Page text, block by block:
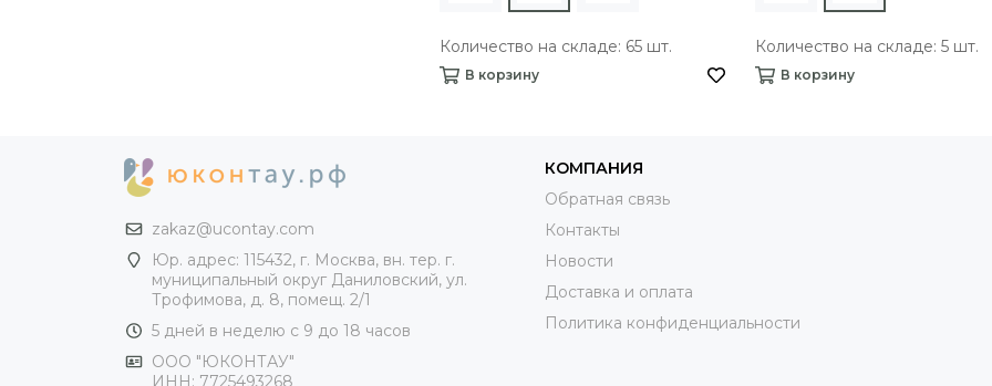
Количество на складе: 65 шт.
В корзину
Количество на складе: 5 шт.
В корзину
zakaz@ucontay.com
Юр. адрес: 115432, г. Москва, вн. тер. г.
муниципальный округ Даниловский, ул.
Трофимова, д. 8, помещ. 2/1
5 дней в неделю с 9 до 18 часов
ООО "ЮКОНТАУ"
ИНН: 7725493268
КОМПАНИЯ
Обратная связь
Контакты
Новости
Доставка и оплата
Политика конфиденциальности